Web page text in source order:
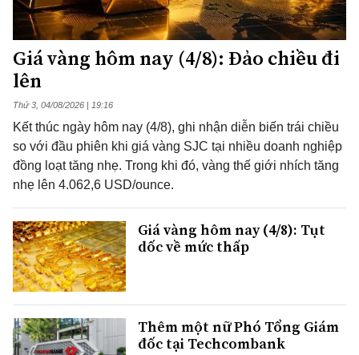
Giá vàng hôm nay (4/8): Đảo chiều đi
lên
Thứ 3, 04/08/2026 | 19:16
Kết thúc ngày hôm nay (4/8), ghi nhận diễn biến trái chiều
so với đầu phiên khi giá vàng SJC tại nhiều doanh nghiệp
đồng loạt tăng nhẹ. Trong khi đó, vàng thế giới nhích tăng
nhẹ lên 4.062,6 USD/ounce.
Giá vàng hôm nay (4/8): Tụt
dốc về mức thấp
Thêm một nữ Phó Tổng Giám
đốc tại Techcombank